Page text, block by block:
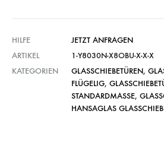
HILFE
JETZT ANFRAGEN
ARTIKEL
1-Y8030N-X8OBU-X-X-X
KATEGORIEN
GLASSCHIEBETÜREN,
FLÜGELIG,
STANDARDMASSE ,
HANSAGLAS